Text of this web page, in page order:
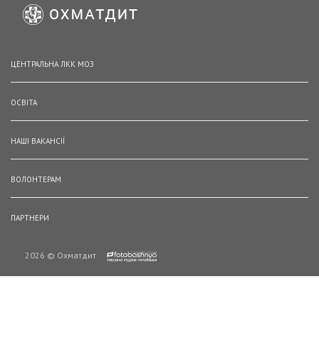
ЦЕНТРАЛЬНА ЛКК МОЗ
ОСВІТА
НАШІ ВАКАНСІЇ
ВОЛОНТЕРАМ
ПАРТНЕРИ
2026 © Охматдит